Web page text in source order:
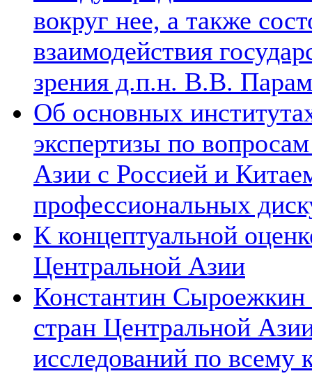
вокруг нее, а также
взаимодействия
зрения д.п.н. В.В.
Об основных
экспертизы по
Азии с Россией и
профессиональных
К концептуальной
Центральной Азии
Константин Сыроежкин
стран Центральной
исследований по всему